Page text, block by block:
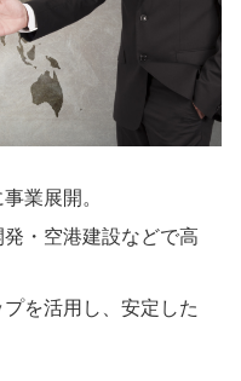
業展開。
・空港建設などで高
を活用し、安定した